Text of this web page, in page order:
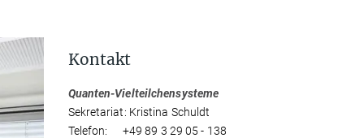
Kontakt
Quanten-Vielteilchensysteme
Sekretariat: Kristina Schuldt
Telefon: +49 89 3 29 05 - 138